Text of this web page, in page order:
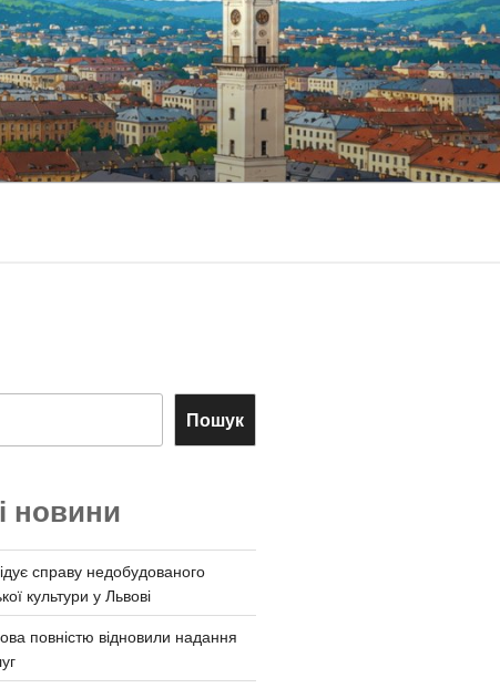
Пошук
новини
справу недобудованого
культури у Львові
повністю відновили надання